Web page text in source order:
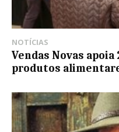
NOTÍCIAS
Vendas Novas
produtos